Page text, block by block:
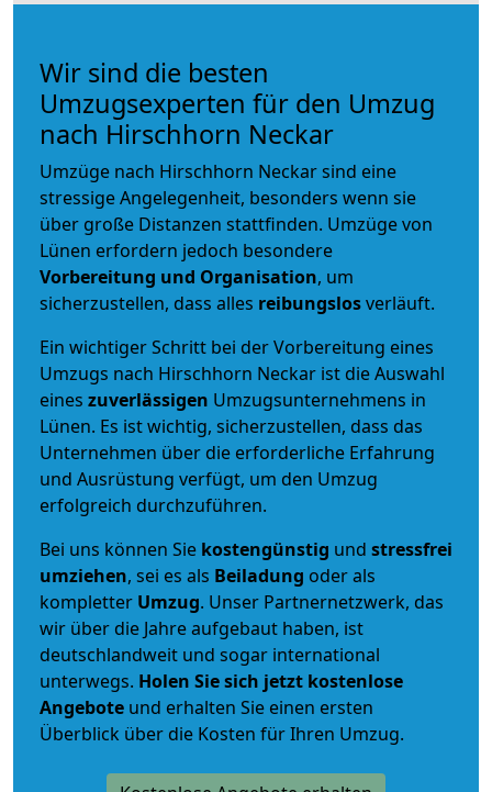
Wir sind die besten
Umzugsexperten für den Umzug
nach Hirschhorn Neckar
Umzüge nach Hirschhorn Neckar sind eine
stressige Angelegenheit, besonders wenn sie
über große Distanzen stattfinden. Umzüge von
Lünen erfordern jedoch besondere
Vorbereitung und Organisation, um
sicherzustellen, dass alles reibungslosverläuft.
Ein wichtiger Schritt bei der Vorbereitung eines
Umzugs nach Hirschhorn Neckar ist die Auswahl
eines zuverlässigen Umzugsunternehmens in
Lünen. Es ist wichtig, sicherzustellen, dass das
Unternehmen über die erforderliche Erfahrung
und Ausrüstung verfügt, um den Umzug
erfolgreich durchzuführen.
Bei uns können Sie kostengünstig und stressfrei
umziehen, sei es als Beiladung oder als
kompletter Umzug. Unser Partnernetzwerk, das
wir über die Jahre aufgebaut haben, ist
deutschlandweit und sogar international
unterwegs. Holen Sie sich jetzt kostenlose
Angebote und erhalten Sie einen ersten
Überblick über die Kosten für Ihren Umzug.